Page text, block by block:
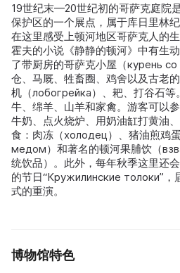
19世纪末—20世纪初的哥萨克庭院
保护区的一个展点，属于库日里林
在这里感受上顿河地区哥萨克人的
霍夫的小说《静静的顿河》中有生
了带厨房的哥萨克小屋（курень
仓、马厩、牲畜圈、鸡舍以及古老
机（лобогрейка）、耙、打谷石
牛、绵羊、山羊和家禽。游客可以
牛奶、点火烧炉、用奶油缸打黄油
食：肉冻（холодец）、猪油煎鸡
медом）和著名的顿河果脯饮（
统饮品）。此外，每年秋季这里还
的节日“Кружилинские толоки”，
式的重演。
博物馆特色